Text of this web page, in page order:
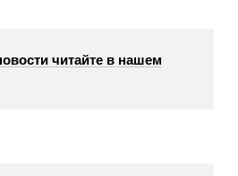
читайте в нашем